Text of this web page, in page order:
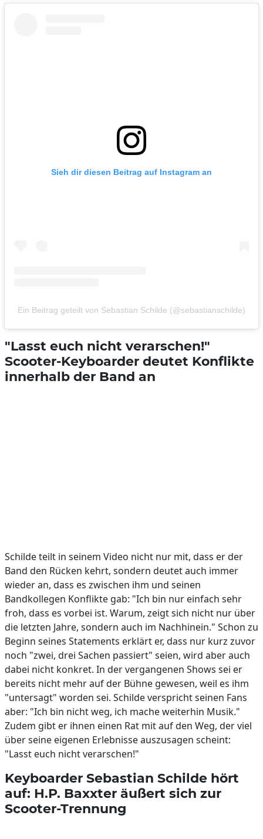
Sieh dir diesen Beitrag auf Instagram an
Ein Beitrag geteilt von Sebastian Schilde (@sebastianschilde)
"Lasst euch nicht verarschen!"
Scooter-Keyboarder deutet Konflikte
innerhalb der Band an
Schilde teilt in seinem Video nicht nur mit, dass er der
Band den Rücken kehrt, sondern deutet auch immer
wieder an, dass es zwischen ihm und seinen
Bandkollegen Konflikte gab: "Ich bin nur einfach sehr
froh, dass es vorbei ist. Warum, zeigt sich nicht nur über
die letzten Jahre, sondern auch im Nachhinein." Schon zu
Beginn seines Statements erklärt er, dass nur kurz zuvor
noch "zwei, drei Sachen passiert" seien, wird aber auch
dabei nicht konkret. In der vergangenen Shows sei er
bereits nicht mehr auf der Bühne gewesen, weil es ihm
"untersagt" worden sei. Schilde verspricht seinen Fans
aber: "Ich bin nicht weg, ich mache weiterhin Musik."
Zudem gibt er ihnen einen Rat mit auf den Weg, der viel
über seine eigenen Erlebnisse auszusagen scheint:
"Lasst euch nicht verarschen!"
Keyboarder Sebastian Schilde hört
auf: H.P. Baxxter äußert sich zur
Scooter-Trennung